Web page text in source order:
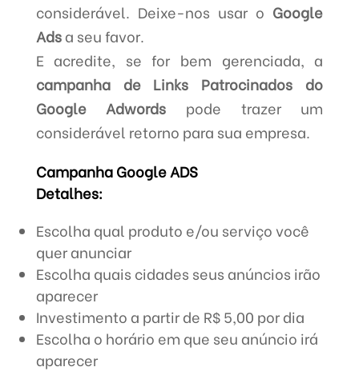
considerável. Deixe-nos usar o Google
Adsa seu favor.
E acredite, se for bem gerenciada, a
campanha de Links Patrocinados do
Google Adwords pode trazer um
considerável retorno para sua empresa.
Campanha Google ADS
Detalhes:
Escolha qual produto e/ou serviço você
quer anunciar
Escolha quais cidades seus anúncios irão
aparecer
Investimento a partir de R$ 5,00 por dia
Escolha o horário em que seu anúncio irá
aparecer